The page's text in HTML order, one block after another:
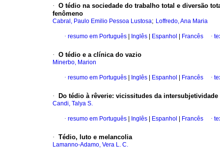
· O tédio na sociedade do trabalho total e diversão
fenômeno
Cabral, Paulo Emilio Pessoa Lustosa; Loffredo, Ana Maria
· resumo em Português Inglês Espanhol Francês ·
· O tédio e a clínica do vazio
Minerbo, Marion
· resumo em Português Inglês Espanhol Francês ·
· Do tédio à rêverie: vicissitudes da
Candi, Talya S.
· resumo em Português Inglês Espanhol Francês ·
· Tédio, luto e melancolia
Lamanno-Adamo, Vera L. C.